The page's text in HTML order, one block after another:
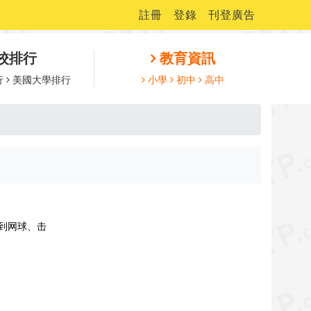
註冊 登錄 刊登廣告
排行
美國大學排行
教育資訊
小學 初中 高中
网球、击